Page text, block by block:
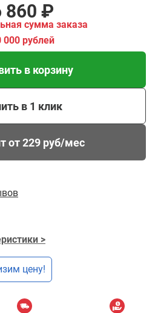
860 ₽
сумма заказа
000 рублей
в корзину
в 1 клик
от 229 руб/мес
>
цену!